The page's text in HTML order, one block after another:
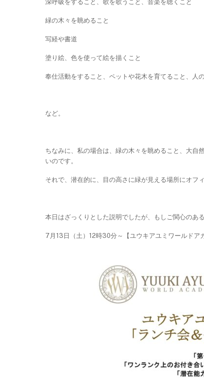
深呼吸をすること、歌を歌うこと、音楽を聴くこと
緑の木々を眺めること
写経や書道
塗り絵、色を使って絵を描くこと
奉仕活動をすること、ペットや花木を育てること、人
など。
ちなみに、私の場合は、緑の木々を眺めること、大自
いのです。
それで、潜在的に、目の高さに緑が見える場所にオフ
本日はざっくりとした説明でしたが、もしご関心のある
7月13日（土）12時30分～【ユウキアユミワールドア